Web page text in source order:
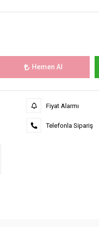
Hemen Al
Fiyat Alarmı
Telefonla Sipariş